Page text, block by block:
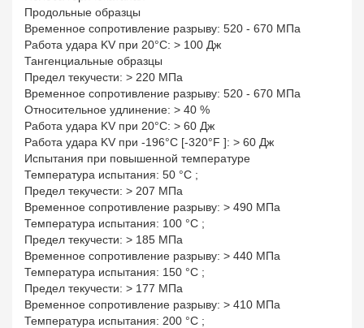
Продольные образцы
Временное сопротивление разрыву: 520 - 670 МПа
Работа удара KV при 20°С: > 100 Дж
Тангенциальные образцы
Предел текучести: > 220 МПа
Временное сопротивление разрыву: 520 - 670 МПа
Относительное удлинение: > 40 %
Работа удара KV при 20°С: > 60 Дж
Работа удара KV при -196°С [-320°F ]: > 60 Дж
Испытания при повышенной температуре
Температура испытания: 50 °С ;
Предел текучести: > 207 МПа
Временное сопротивление разрыву: > 490 МПа
Температура испытания: 100 °С ;
Предел текучести: > 185 МПа
Временное сопротивление разрыву: > 440 МПа
Температура испытания: 150 °С ;
Предел текучести: > 177 МПа
Временное сопротивление разрыву: > 410 МПа
Температура испытания: 200 °С ;